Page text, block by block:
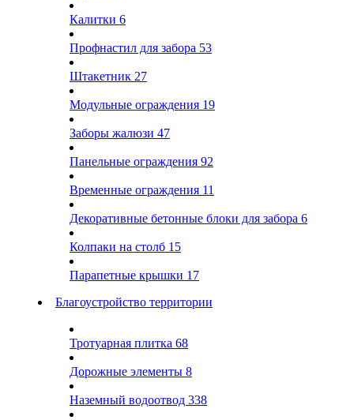
Калитки 6
Профнастил для забора 53
Штакетник 27
Модульные ограждения 19
Заборы жалюзи 47
Панельные ограждения 92
Временные ограждения 11
Декоративные бетонные блоки для забора 6
Колпаки на столб 15
Парапетные крышки 17
Благоустройство территории
Тротуарная плитка 68
Дорожные элементы 8
Наземный водоотвод 338